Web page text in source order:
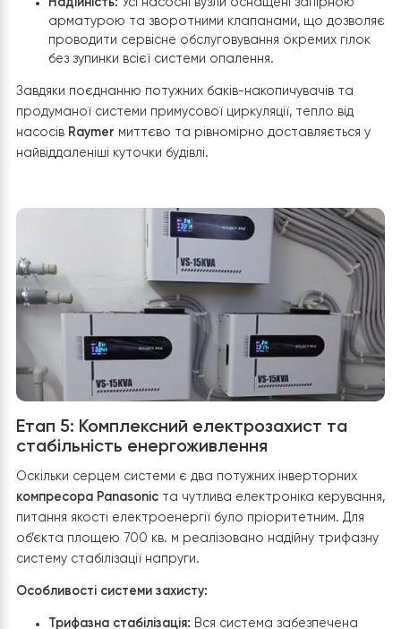
Етап 4: Розподіл тепла та підсилення
циркуляції
Для ефективного транспортування теплоносія по
будівлі площею 700 кв. м система була розділена на
кілька незалежних гілок, кожна з яких посилена
насосним обладнанням.
Зональний розподіл:У котельні змонтовано групу
додаткових циркуляційних насосів, які
за підтримання необхідного тиску та швидкості
протоку в окремих контурах.
Функціональне призначення:
Окремі насоси забезпечують подачу
теплоносія на радіаторне опалення та
фанкойли (за потреби).
Спеціальні агрегати виділені під контури
Енергоефективність:Використання сучасних
насосів з електронним керуванням дозволяє
автоматично підлаштовувати потужність
під поточні потреби системи, що мінімізує
електроенергії та забезпечує безшумну роботу.
Надійність: Усі насосні вузли оснащені запірною
проводити сервісне обслуговування окремих
без зупинки всієї системи опалення.